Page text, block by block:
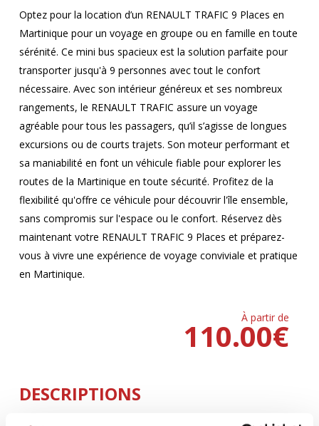
Optez pour la location d’un RENAULT TRAFIC 9 Places en
Martinique pour un voyage en groupe ou en famille en toute
sérénité. Ce mini bus spacieux est la solution parfaite pour
transporter jusqu'à 9 personnes avec tout le confort
nécessaire. Avec son intérieur généreux et ses nombreux
rangements, le RENAULT TRAFIC assure un voyage
agréable pour tous les passagers, qu’il s’agisse de longues
excursions ou de courts trajets. Son moteur performant et
sa maniabilité en font un véhicule fiable pour explorer les
routes de la Martinique en toute sécurité. Profitez de la
flexibilité qu'offre ce véhicule pour découvrir l'île ensemble,
sans compromis sur l'espace ou le confort. Réservez dès
maintenant votre RENAULT TRAFIC 9 Places et préparez-
vous à vivre une expérience de voyage conviviale et pratique
en Martinique.
À partir de
€
110.00
DESCRIPTIONS